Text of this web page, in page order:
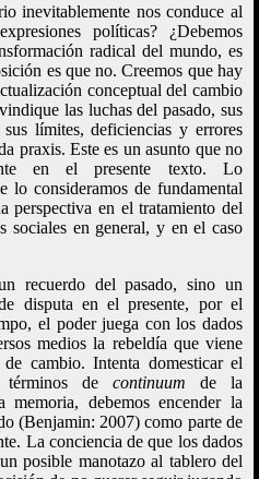
inevitablemente nos conduce al
políticas? ¿Debemos
radical del mundo, es
es que no. Creemos que hay
conceptual del cambio
las luchas del pasado, sus
límites, deficiencias y errores
praxis. Este es un asunto que no
en el presente texto. Lo
lo consideramos de fundamental
perspectiva en el tratamiento del
sociales en general, y en el caso
recuerdo del pasado, sino un
disputa en el presente, por el
el poder juega con los dados
medios la rebeldía que viene
cambio. Intenta domesticar el
términos decontinuum de la
debemos encender la
(Benjamin: 2007) como parte de
La conciencia de que los dados
posible manotazo al tablero del